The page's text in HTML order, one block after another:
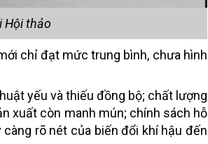
Hội thảo
chỉ đạt mức trung bình, chưa hình
yếu và thiếu đồng bộ; chất lượng
xuất còn manh mún; chính sách hỗ
rõ nét của biến đổi khí hậu đến